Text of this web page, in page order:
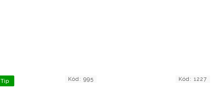
Tip Kód: 995 Kód: 1227